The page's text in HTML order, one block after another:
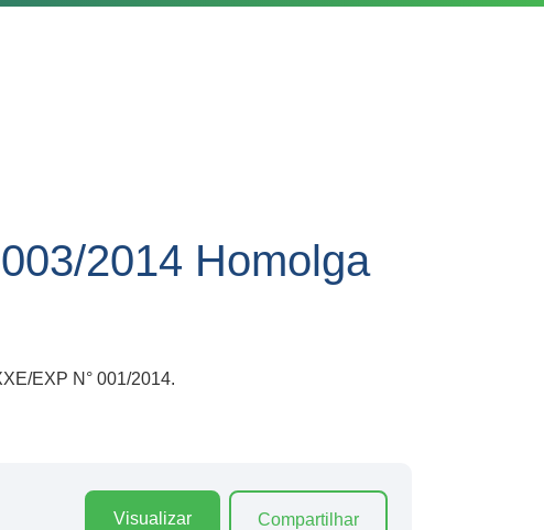
2014 Homolga
EXP N° 001/2014.
Visualizar Compartilhar